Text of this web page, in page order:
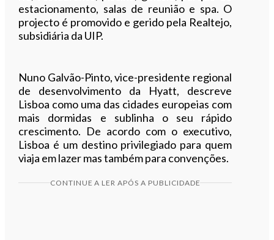
estacionamento, salas de reunião e spa. O
projecto é promovido e gerido pela Realtejo,
subsidiária da UIP.
Nuno Galvão-Pinto, vice-presidente regional
de desenvolvimento da Hyatt, descreve
Lisboa como uma das cidades europeias com
mais dormidas e sublinha o seu rápido
crescimento. De acordo com o executivo,
Lisboa é um destino privilegiado para quem
viaja em lazer mas também para convenções.
CONTINUE A LER APÓS A PUBLICIDADE